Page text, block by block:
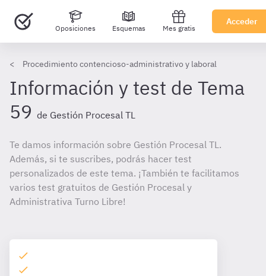
Oposiciones Esquemas Mes gratis
Acceder
Procedimiento contencioso-administrativo y laboral
Información y test de Tema
59 de Gestión Procesal TL
Te damos información sobre Gestión Procesal TL.
Además, si te suscribes, podrás hacer test
personalizados de este tema. ¡También te facilitamos
varios test gratuitos de Gestión Procesal y
Administrativa Turno Libre!